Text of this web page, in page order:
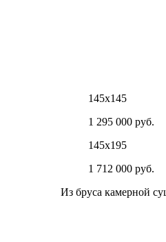
145х145
1 295 000 руб.
145х195
1 712 000 руб.
Из бруса камерной